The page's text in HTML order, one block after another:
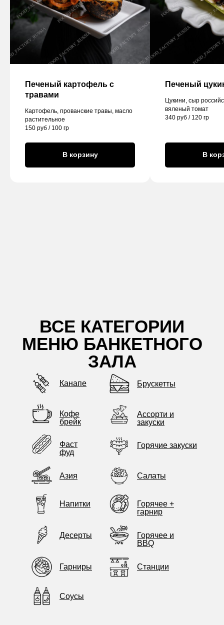
Печеный картофель с
травами
Картофель, прованские травы, масло
растительное
150 руб / 100 гр
В корзину
Печеный
Цукини, сыр
вяленый томат
340 руб / 120 гр
В
Станции
ВСЕ КАТЕГОРИИ
МЕНЮ БАНКЕТНОГО
ЗАЛА
Горячее +
гарнир
Горячее и
BBQ
Напитки
Десерты
Азия
Канапе
Кофе
брейк
Фаст
фуд
Салаты
Брускетты
Ассорти и
закуски
Горячие закуски
Гарниры
Соусы